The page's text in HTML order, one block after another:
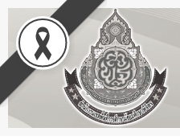
Skip
content
Post
navigation